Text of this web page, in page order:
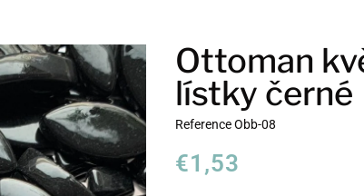
Ottoman
lístky černé
ReferenceObb-08
€1,53